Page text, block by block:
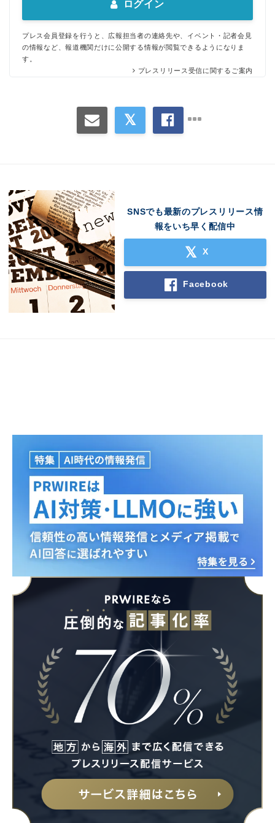
ログイン
プレス会員登録を行うと、広報担当者の連絡先や、イベント・記者会見
の情報など、報道機関だけに公開する情報が閲覧できるようになりま
す。
プレスリリース受信に関するご案内
SNSでも最新のプレスリリース情
報をいち早く配信中
X
Facebook
Japanese